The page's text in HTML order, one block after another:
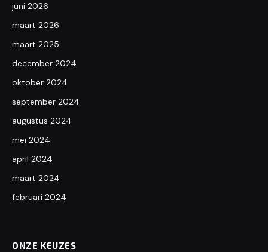
juni 2026
maart 2026
maart 2025
december 2024
oktober 2024
september 2024
augustus 2024
mei 2024
april 2024
maart 2024
februari 2024
ONZE KEUZES